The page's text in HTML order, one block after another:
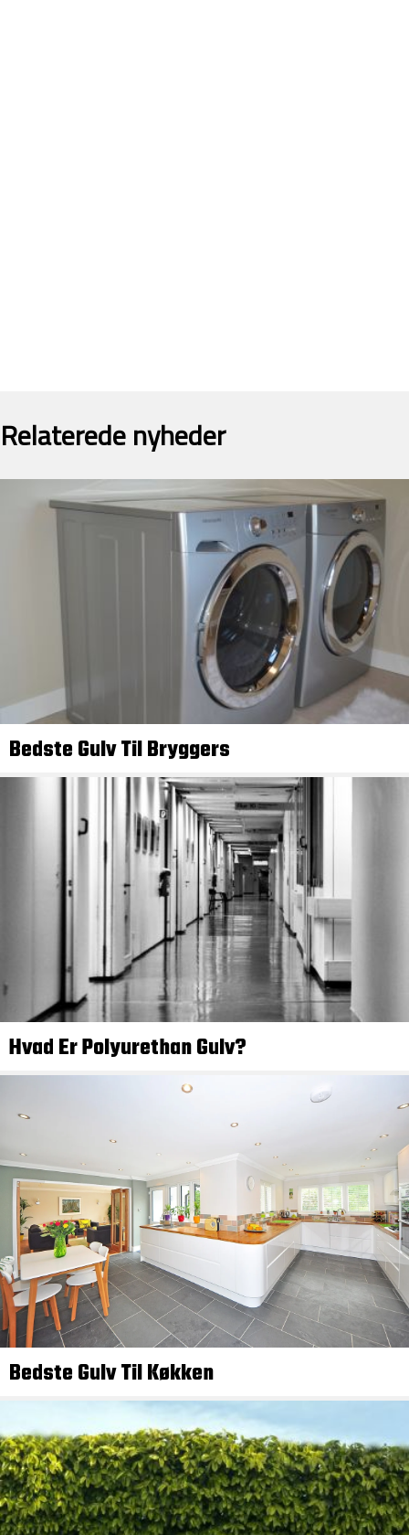
Relaterede nyheder
Bedste Gulv Til Bryggers
Hvad Er Polyurethan Gulv?
Bedste Gulv Til Køkken